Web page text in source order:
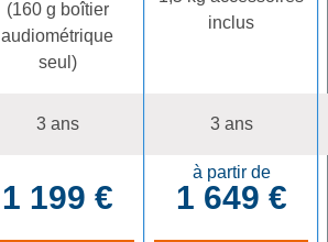
(160 g boîtier
audiométrique
seul)
inclus
3 ans 3 ans
1 199 €
à partir de
1 649 €